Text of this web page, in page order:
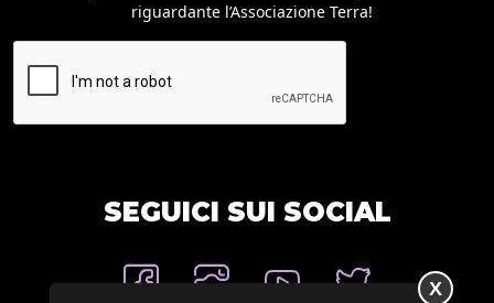
riguardante l’Associazione Terra!
SEGUICI SUI SOCIAL
X